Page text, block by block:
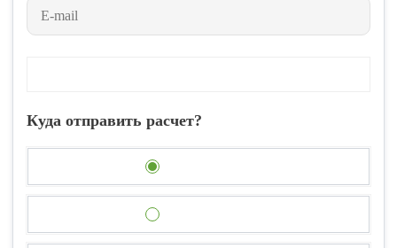
Куда отправить расчет?